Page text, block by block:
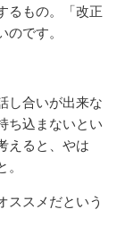
るもの。「改正
です。
し合いが出来な
ち込まないとい
えると、やは
ススメだという